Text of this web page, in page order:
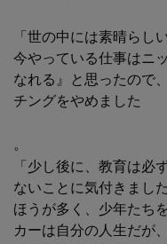
「世の中には素晴ら
今やっている仕事はニ
なれる』と思ったので
チングをやめました
。
「少し後に、教育は必
ないことに気付きまし
ほうが多く、少年たち
カーは自分の人生だが